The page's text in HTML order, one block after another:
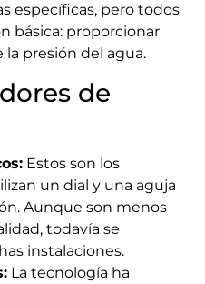
específicas, pero todos
básica: proporcionar
presión del agua.
de
Estos son los
un dial y una aguja
Aunque son menos
todavía se
instalaciones.
La tecnología ha